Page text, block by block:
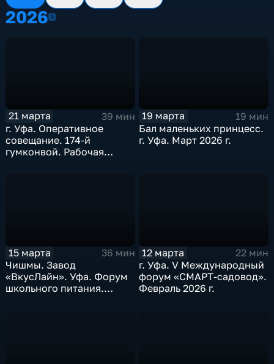
20262026
21 марта
39 мин
г. Уфа. Оперативное
совещание. 174-й
гумконвой. Рабочая
19 марта
19 мин
Бал маленьких принцесс.
г. Уфа. Март 2026 г.
15 марта
36 мин
Чишмы. Завод
«ВкусЛайн». Уфа. Форум
школьного питания.
12 марта
22 мин
г. Уфа. V Международный
форум «СМАРТ-садовод».
Февраль 2026 г.